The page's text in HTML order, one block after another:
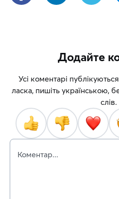
Додайте
Усі коментарі
ласка, пишіть українською,
слів.
Коментар...